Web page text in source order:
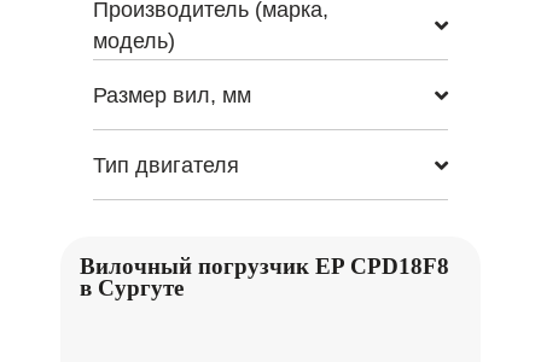
Производитель (марка,
модель)
Размер вил, мм
Тип двигателя
Вилочный погрузчик EP CPD18F8
в Сургуте